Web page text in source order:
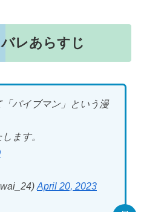
レあらすじ
バイブマン」という漫
ます。
April 20, 2023